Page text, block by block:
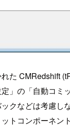
た CMRedshift
」の「自動コミ
クなどは考慮し
トコンポーネン